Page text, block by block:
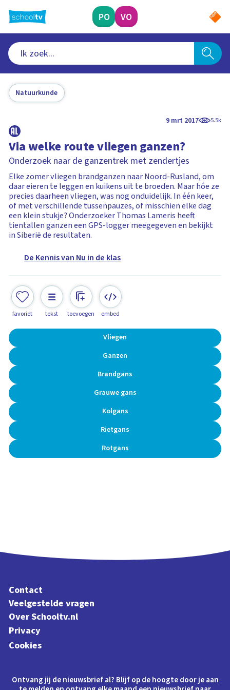
naar
hoofdinhoud
PO VO
Natuurkunde
9 mrt 2017 5.5k
Via welke route vliegen ganzen?
Onderzoek naar de ganzentrek met zendertjes
Elke zomer vliegen brandganzen naar Noord-Rusland, om
daar eieren te leggen en kuikens uit te broeden. Maar hóe ze
precies daarheen vliegen, was nog onduidelijk. In één keer,
of met verschillende tussenpauzes, of misschien elke dag
een klein stukje? Onderzoeker Thomas Lameris heeft
tientallen ganzen een GPS-logger meegegeven en bekijkt
in Siberië de resultaten.
De Kennis van Nu in de klas
favoriet tekst toevoegen embed
Vliegen
Ganzen
Brandgans
Grauwe gans
Kolgans
Rietgans
Rotgans
Contact
Veelgestelde vragen
Over Schooltv.nl
Privacy
Cookies
Ontvang jij de nieuwsbrief al? Blijf op de hoogte door je aan